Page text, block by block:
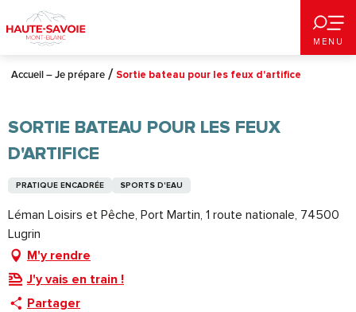
au
contenu
principal
MENU
Accueil – Je prépare Sortie bateau pour les feux d'artifice
SORTIE BATEAU POUR LES FEUX
D'ARTIFICE
PRATIQUE ENCADRÉE SPORTS D'EAU
Léman Loisirs et Pêche, Port Martin, 1 route nationale, 74500
Lugrin
M'y rendre
J'y vais en train !
Partager